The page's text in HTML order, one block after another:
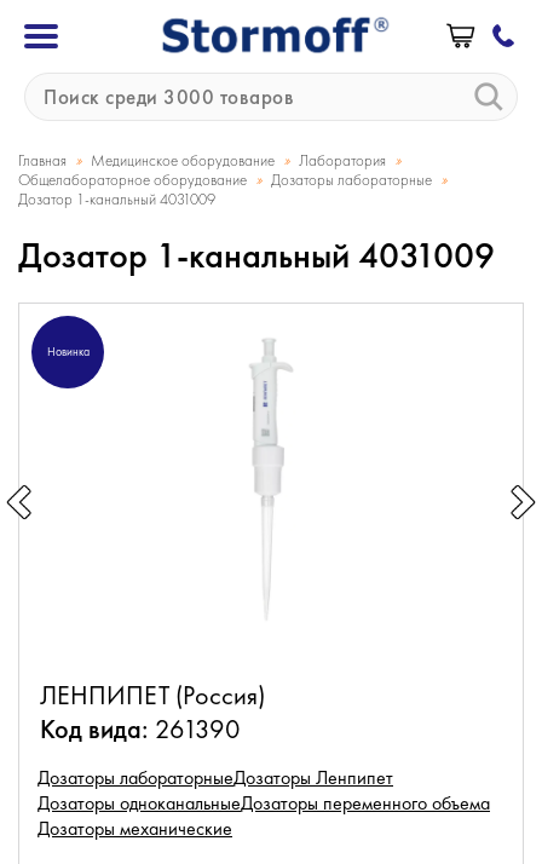
Главная » Медицинское оборудование » Лаборатория »
Общелабораторное оборудование » Дозаторы лабораторные »
Дозатор 1-канальный 4031009
Дозатор 1-канальный 4031009
Новинка
ЛЕНПИПЕТ (Россия)
Код вида: 261390
Дозаторы лабораторныеДозаторы Ленпипет
Дозаторы одноканальныеДозаторы переменного объема
Дозаторы механические